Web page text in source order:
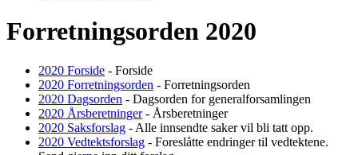
Forretningsorden 2020
2020 Forside - Forside
2020 Forretningsorden - Forretningsorden
2020 Dagsorden - Dagsorden for generalforsamlingen
2020 Årsberetninger- Årsberetninger
2020 Saksforslag - Alle innsendte saker vil bli tatt opp.
2020 Vedtektsforslag - Foreslåtte endringer til vedtektene.